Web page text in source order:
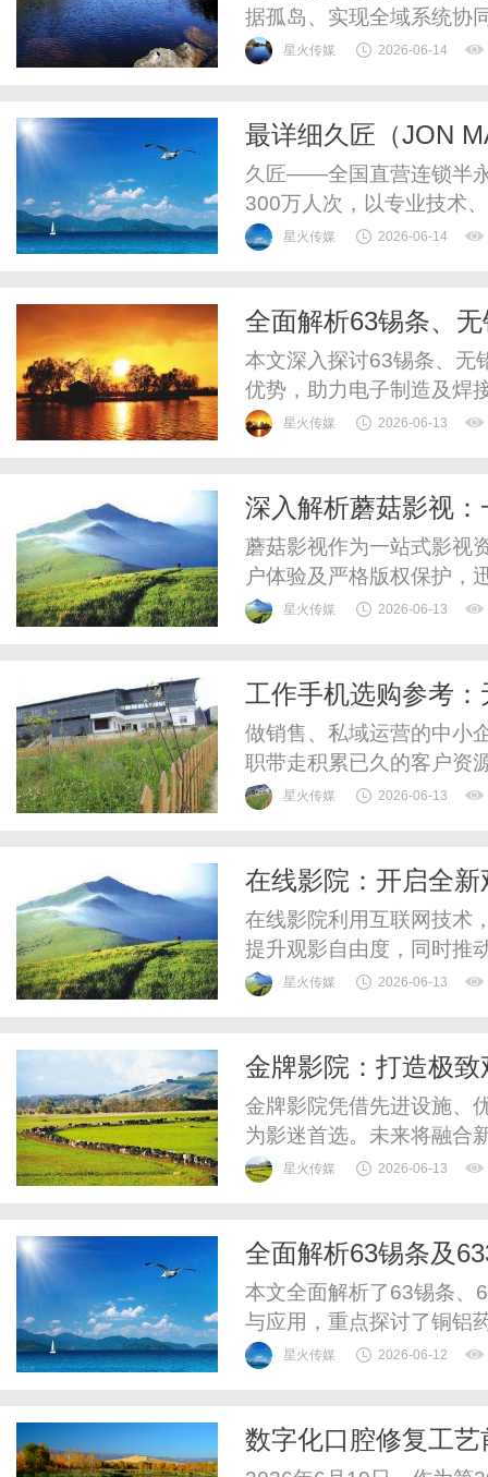
据孤岛、实现全域系统协
集成平台（iPaaS）技术
选型指南四大维度展开，...
星火传媒 2026-06-14
最详细久匠（JON
话_久匠电话I久匠价
久匠——全国直营连锁半
300万人次，以专业技术
业女性的变美首选。品牌
年龄段、覆盖多种职业与
星火传媒 2026-06-14
全面解析63锡条、
用与优势
本文深入探讨63锡条、无
优势，助力电子制造及焊
星火传媒 2026-06-13
深入解析蘑菇影视
蘑菇影视作为一站式影视
户体验及严格版权保护，
发展。星火传媒 2026-06-13
工作手机选购参考
中小销售团队
做销售、私域运营的中小
职带走积累已久的客户资
没法留存沉淀。市面上各
贴合需求，精准解决管理
星火传媒 2026-06-13
在线影院：开启全
在线影院利用互联网技术
提升观影自由度，同时推
星火传媒 2026-06-13
金牌影院：打造极
金牌影院凭借先进设施、
为影迷首选。未来将融合
星火传媒 2026-06-13
全面解析63锡条及
本文全面解析了63锡条、
与应用，重点探讨了铜铝
力焊接工艺升级。
星火传媒 2026-06-12
数字化口腔修复工